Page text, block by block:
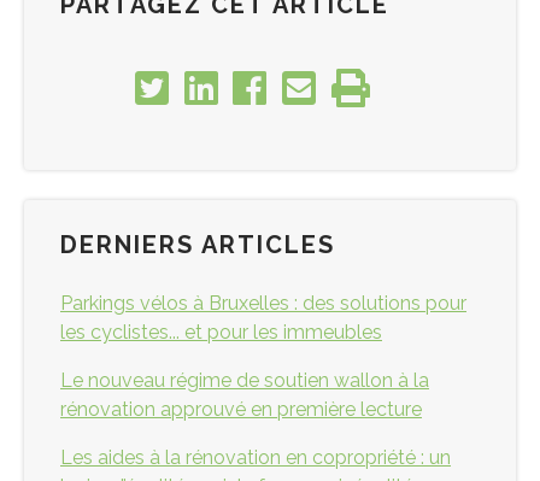
DERNIERS ARTICLES
Parkings vélos à Bruxelles : des solutions pour
les cyclistes... et pour les immeubles
Le nouveau régime de soutien wallon à la
rénovation approuvé en première lecture
Les aides à la rénovation en copropriété : un